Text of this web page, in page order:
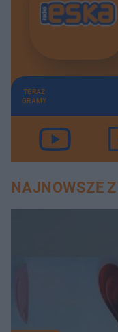
TERAZ
GRAMY
NAJNOWSZE